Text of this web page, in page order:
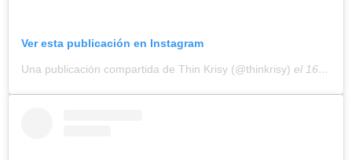
Ver esta publicación en Instagram
Una publicación compartida de Thin Krisy (@thinkrisy) el 16 May, 2019 a las 2:18 PDT